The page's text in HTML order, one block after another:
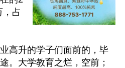
，占
高升的学子们面前的，毕
。大学教育之烂，空前；